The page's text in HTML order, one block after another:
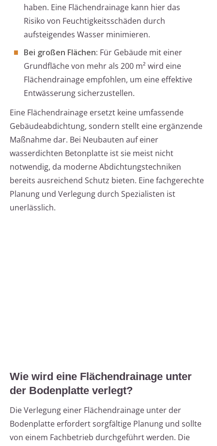
haben. Eine Flächendrainage kann hier das
Risiko von Feuchtigkeitsschäden durch
aufsteigendes Wasser minimieren.
Bei großen Flächen: Für Gebäude mit einer
Grundfläche von mehr als 200 m² wird eine
Flächendrainage empfohlen, um eine effektive
Entwässerung sicherzustellen.
Eine Flächendrainage ersetzt keine umfassende
Gebäudeabdichtung, sondern stellt eine ergänzende
Maßnahme dar. Bei Neubauten auf einer
wasserdichten Betonplatte ist sie meist nicht
notwendig, da moderne Abdichtungstechniken
bereits ausreichend Schutz bieten. Eine fachgerechte
Planung und Verlegung durch Spezialisten ist
unerlässlich.
Wie wird eine Flächendrainage unter
der Bodenplatte verlegt?
Die Verlegung einer Flächendrainage unter der
Bodenplatte erfordert sorgfältige Planung und sollte
von einem Fachbetrieb durchgeführt werden. Die